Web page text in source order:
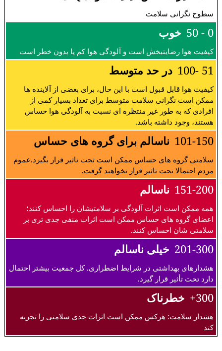
سطوح نگرانی سلامت
0 - 50 خوب
کیفیت هوا رضایتبخش است و آلودگی هوا کم یا بدون خطر است
51 -100 در حد متوسط
کیفیت هوا قابل قبول است با این حال، برای بعضی از آلاینده ها
ممکن است نگرانی سلامت متوسط برای تعداد بسیار کمی از
افرادی که به طور غیر منتظره ای نسبت به آلودگی هوا حساس
هستند، وجود داشته باشد.
101-150 ناسالم برای گروه های حساس
سلامتی گروه های حساس ممکن است تحت تاثیر قرار بگیرد.عموم
مردم احتمالا تحت تاثیر قرار نخواهند گرفت.
151-200 ناسالم
همه ممکن است اثرات آلودگی بر سلامتیشان را احساس کنند؛
اعضای گروه های حساس ممکن است اثرات منفی جدی تری بر
سلامتی شان احساس کنند.
201-300 خیلی ناسالم
هشدارهای بهداشتی در شرایط اضطراری. کل جمعیت بیشتر احتمال
دارد تحت تأثیر قرار گیرد.
300+ خطرناک
هشدار سلامت: هرکس ممکن است اثرات جدی سلامتی را تجربه
کند